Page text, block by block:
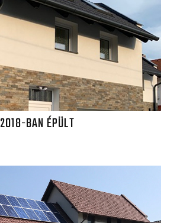
2018-BAN ÉPÜLT